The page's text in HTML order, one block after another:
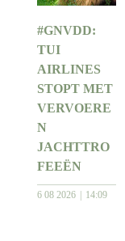
#GNVDD:
TUI
AIRLINES
STOPT MET
VERVOERE
N
JACHTTRO
FEEËN
6 08 2026 14:09